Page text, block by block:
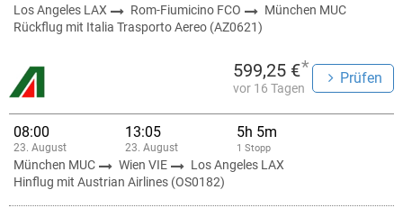
Los Angeles LAX Rom-Fiumicino FCO
München MUC
Rückflug mit Italia Trasporto Aereo (AZ0621)
599,25 €*
vor 16 Tagen
Prüfen
08:00
23. August
13:05
23. August
5h 5m
1 Stopp
München MUC Wien VIE
Los Angeles LAX
Hinflug mit Austrian Airlines (OS0182)